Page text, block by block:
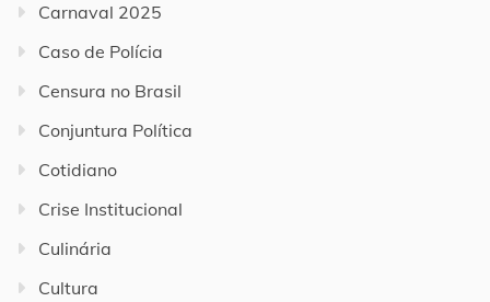
Carnaval 2025
Caso de Polícia
Censura no Brasil
Conjuntura Política
Cotidiano
Crise Institucional
Culinária
Cultura